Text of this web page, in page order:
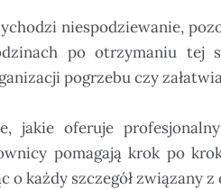
niespodziewanie,
po otrzymaniu tej
pogrzebu czy
jakie oferuje
pomagają krok po
każdy szczegół związany